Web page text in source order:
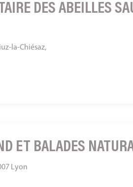
DES ABEILLES
la-Chiésaz,
ET BALADES
Lyon